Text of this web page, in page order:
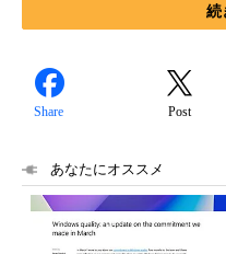
続
Share Post
あなたにオススメ